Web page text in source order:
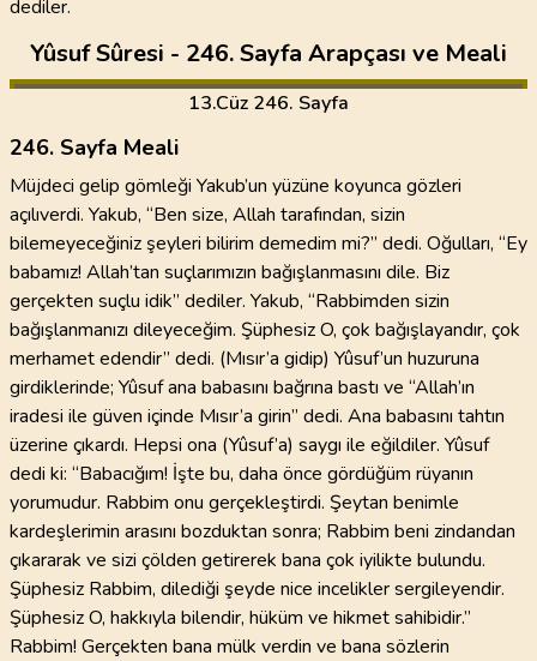
dediler.
Yûsuf Sûresi - 246. Sayfa Arapçası ve Meali
13.Cüz 246. Sayfa
246. Sayfa Meali
Müjdeci gelip gömleği Yakub’un yüzüne koyunca gözleri
açılıverdi. Yakub, “Ben size, Allah tarafından, sizin
bilemeyeceğiniz şeyleri bilirim demedim mi?” dedi. Oğulları, “Ey
babamız! Allah’tan suçlarımızın bağışlanmasını dile. Biz
gerçekten suçlu idik” dediler. Yakub, “Rabbimden sizin
bağışlanmanızı dileyeceğim. Şüphesiz O, çok bağışlayandır, çok
merhamet edendir” dedi. (Mısır’a gidip) Yûsuf’un huzuruna
girdiklerinde; Yûsuf ana babasını bağrına bastı ve “Allah’ın
iradesi ile güven içinde Mısır’a girin” dedi. Ana babasını tahtın
üzerine çıkardı. Hepsi ona (Yûsuf’a) saygı ile eğildiler. Yûsuf
dedi ki: “Babacığım! İşte bu, daha önce gördüğüm rüyanın
yorumudur. Rabbim onu gerçekleştirdi. Şeytan benimle
kardeşlerimin arasını bozduktan sonra; Rabbim beni zindandan
çıkararak ve sizi çölden getirerek bana çok iyilikte bulundu.
Şüphesiz Rabbim, dilediği şeyde nice incelikler sergileyendir.
Şüphesiz O, hakkıyla bilendir, hüküm ve hikmet sahibidir.”
Rabbim! Gerçekten bana mülk verdin ve bana sözlerin